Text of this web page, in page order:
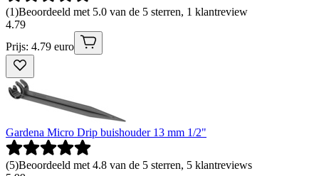
(1)Beoordeeld met 5.0 van de 5 sterren, 1 klantreview
4.79
Prijs: 4.79 euro
Gardena Micro Drip buishouder 13 mm 1/2"
(5)Beoordeeld met 4.8 van de 5 sterren, 5 klantreviews